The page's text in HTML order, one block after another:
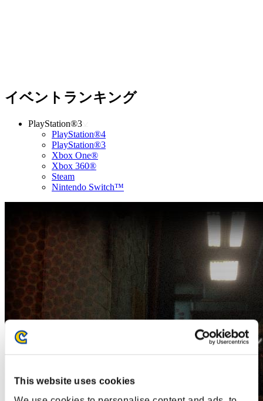
This website uses cookies
イベントランキング
PlayStation®3
PlayStation®4
PlayStation®3
Xbox One®
Xbox 360®
Steam
Nintendo Switch™